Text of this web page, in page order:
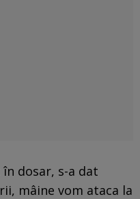
dosar, s-a dat
mâine vom ataca la